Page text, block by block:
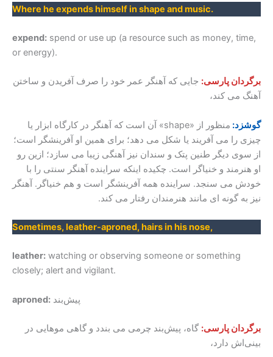
Where he expends himself in shape and music.
expend: spend or use up (a resource such as money, time,
or energy).
برگردان پارسی: جایی که آهنگر عمر خود را صرف آفریدن و ساختن
آهنگ می کند،
گوشزد:
منظور از «shape» آن است که آهنگر در کارگاه ابزار یا
چیزی را می آفریند یا شکل می دهد؛ برای همین او آفرینشگر است؛
از سوی دیگر طنین پتک و سندان نیز آهنگی زیبا می سازد؛ ازین رو
او هنرمند و خنیاگر است. چکیده اینکه سراینده آهنگر سنتی را با
خودش می سنجد. سراینده همه آفرینشگر است و هم خنیاگر. آهنگر
نیز به گونه ای مانند هنرمندان رفتار می کند.
Sometimes, leather-aproned, hairs in his nose,
leather: watching or observing someone or something
closely; alert and vigilant.
aproned: پیش‌بند
برگردان پارسی: گاه، پیش‌بند چرمی می بندد و گاهی موهایی در
بینی‌اش دارد،